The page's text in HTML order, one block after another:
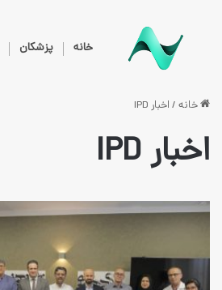
خانه پزشکان
خانه / اخبار IPD
اخبار IPD